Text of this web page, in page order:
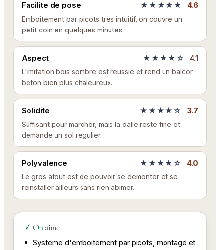
Facilite de pose ★★★★★ 4.6
Emboitement par picots tres intuitif, on couvre un
petit coin en quelques minutes.
Aspect ★★★★☆ 4.1
L'imitation bois sombre est reussie et rend un balcon
beton bien plus chaleureux.
Solidite ★★★★☆ 3.7
Suffisant pour marcher, mais la dalle reste fine et
demande un sol regulier.
Polyvalence ★★★★☆ 4.0
Le gros atout est de pouvoir se demonter et se
reinstaller ailleurs sans rien abimer.
✓ On aime
Systeme d'emboitement par picots, montage et